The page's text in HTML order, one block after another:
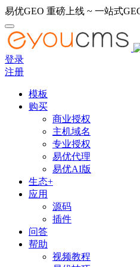
易优GEO 重磅上线 ~ 一站式
登录
注册
模板
购买
商业授权
主机域名
专业授权
易优代理
易优AI版
生态+
应用
源码
插件
问答
帮助
视频教程